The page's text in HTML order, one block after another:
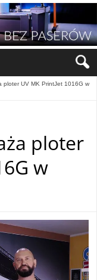
ploter UV MK PrintJet 1016G w
ploter
w